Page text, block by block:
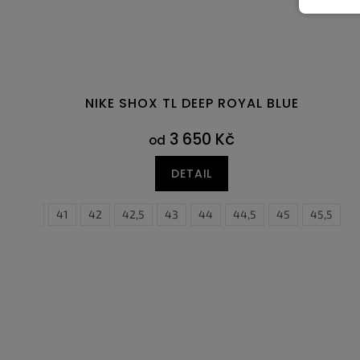
NIKE SHOX TL DEEP ROYAL BLUE
od 3 650 Kč
DETAIL
41 42 42,5 43 44 44,5 45 45,5
38,5